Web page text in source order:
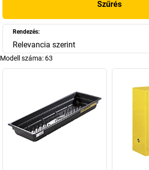
Szűrés
Rendezés:
Relevancia szerint
Modell száma: 63